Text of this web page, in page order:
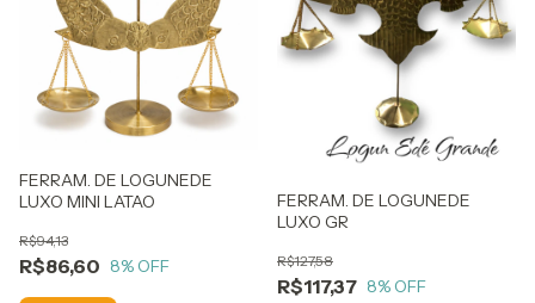
FERRAM. DE LOGUNEDE
LUXO MINI LATAO
R$86,60
R$94,13
8% OFF
FERRAM. DE LOGUNEDE
LUXO GR
R$117,37
R$127,58
8% OFF